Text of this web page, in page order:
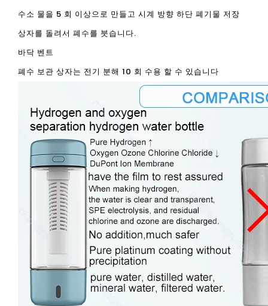
수소 물을 5 회 이상으로 만들고 시계 방향 하단 폐기물 저장
상자를 돌려서 폐수를 붓습니다.
바닥 벤트
폐수 보관 상자는 전기 분해 10 회 수용 할 수 있습니다